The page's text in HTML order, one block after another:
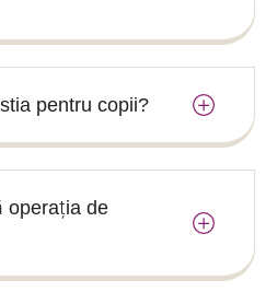
pentru copii?
operația de